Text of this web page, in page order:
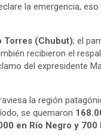
la emergencia,
Torres (Chubut); el
recibieron el
del expresidente
la región
se quemaron
en Río Negro y